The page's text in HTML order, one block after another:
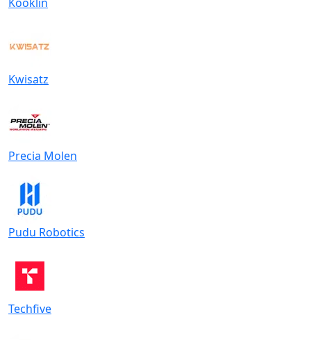
Kwisatz
Precia Molen
Pudu Robotics
Techfive